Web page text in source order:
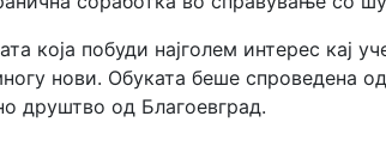
побуди најголем интерес кај
нови. Обуката беше спроведена
друштво од Благоевград.